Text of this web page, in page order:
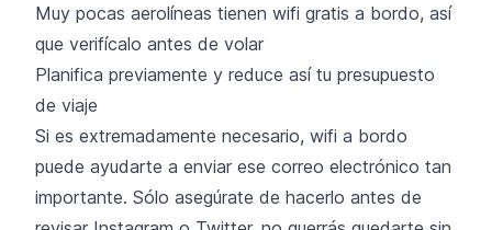
Muy pocas aerolíneas tienen wifi gratis a bordo, así
que verifícalo antes de volar
Planifica previamente y reduce así tu presupuesto
de viaje
Si es extremadamente necesario, wifi a bordo
puede ayudarte a enviar ese correo electrónico tan
importante. Sólo asegúrate de hacerlo antes de